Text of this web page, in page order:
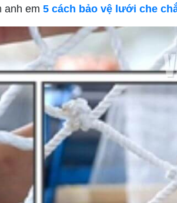
anh em 5 cách bảo vệ lưới che